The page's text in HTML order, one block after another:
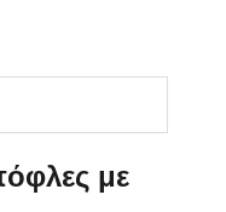
με